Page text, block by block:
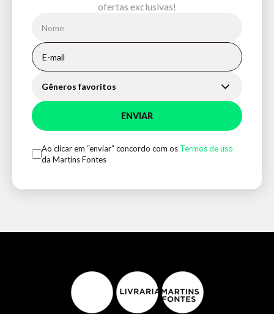
ofertas exclusivas!
Gêneros favoritos
ENVIAR
Ao clicar em “enviar” concordo com os Termos de uso
da Martins Fontes